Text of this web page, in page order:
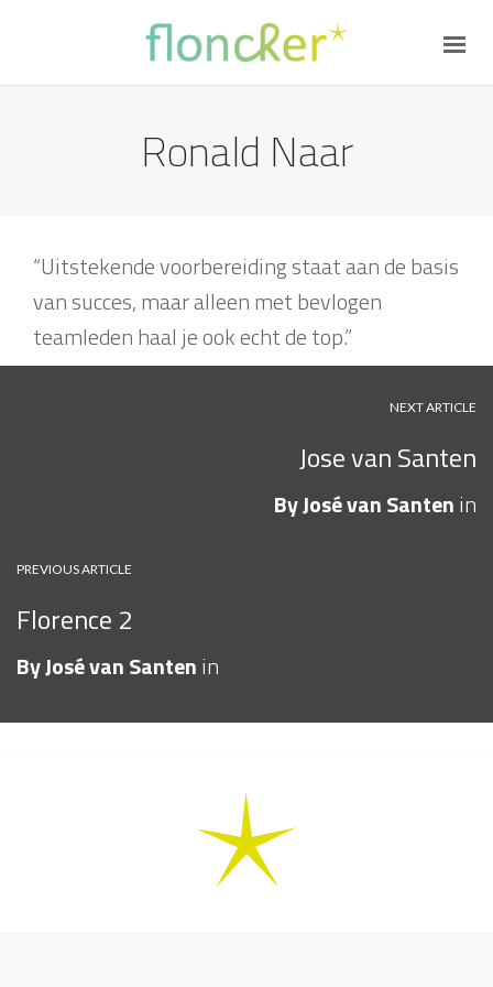
Ronald Naar
“Uitstekende voorbereiding staat aan de basis
van succes, maar alleen met bevlogen
teamleden haal je ook echt de top.”
NEXT ARTICLE
Jose van Santen
ByJosé van Santenin
PREVIOUS ARTICLE
Florence 2
ByJosé van Santenin